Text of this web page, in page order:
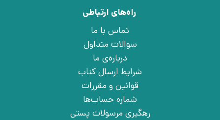
راه‌های ارتباطی
تماس با ما
سوالات متداول
درباره‌ی ما
شرایط ارسال کتاب
قوانین و مقررات
شماره حساب‌ها
رهگیری مرسولات پستی